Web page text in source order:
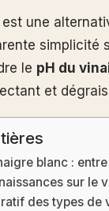
une
simplicité
le pH du
et
blanc :
sur le
des types de